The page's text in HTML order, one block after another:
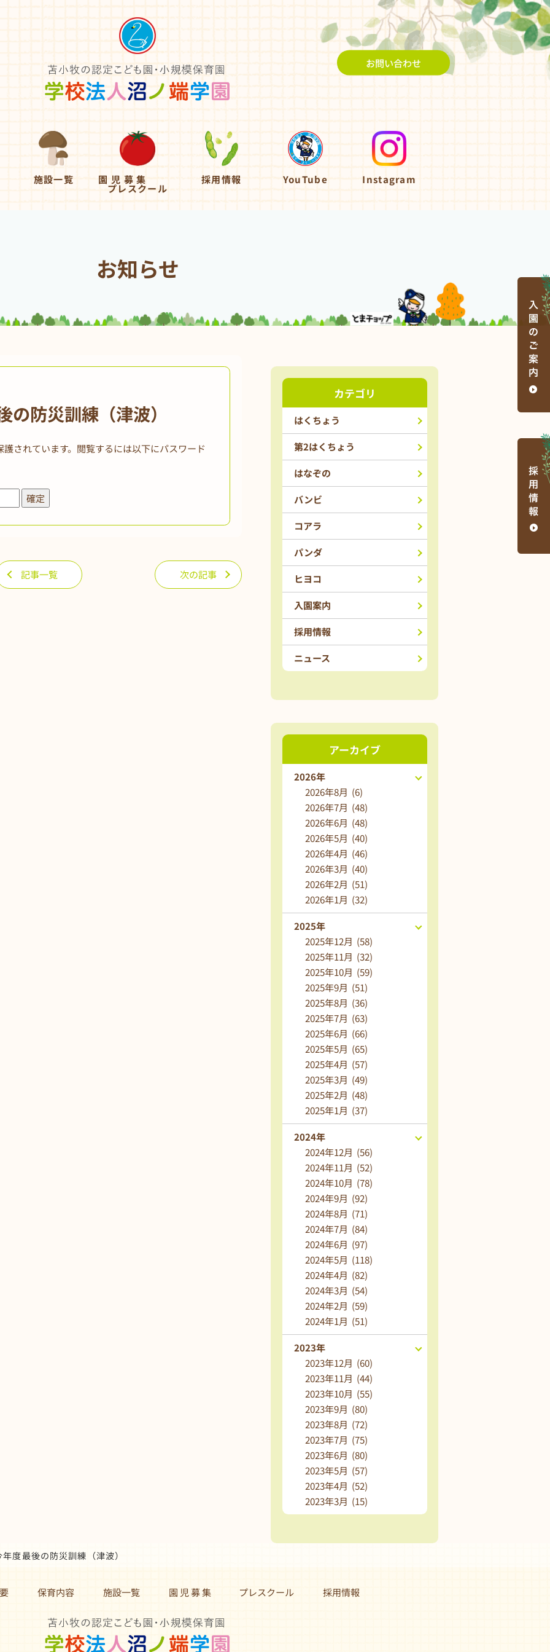
お問い合わせ
施設一覧 園 児 募 集
プレスクール
採用情報 YouTube Instagram
お知らせ
防災訓練（津波）
されています。閲覧するには以下にパスワード
記事一覧 次の記事
カテゴリ
はくちょう
第2はくちょう
はなぞの
バンビ
コアラ
パンダ
ヒヨコ
入園案内
採用情報
ニュース
アーカイブ
2026年
2026年8月 (6)
2026年7月 (48)
2026年6月 (48)
2026年5月 (40)
2026年4月 (46)
2026年3月 (40)
2026年2月 (51)
2026年1月 (32)
2025年
2025年12月 (58)
2025年11月 (32)
2025年10月 (59)
2025年9月 (51)
2025年8月 (36)
2025年7月 (63)
2025年6月 (66)
2025年5月 (65)
2025年4月 (57)
2025年3月 (49)
2025年2月 (48)
2025年1月 (37)
2024年
2024年12月 (56)
2024年11月 (52)
2024年10月 (78)
2024年9月 (92)
2024年8月 (71)
2024年7月 (84)
2024年6月 (97)
2024年5月 (118)
2024年4月 (82)
2024年3月 (54)
2024年2月 (59)
2024年1月 (51)
2023年
2023年12月 (60)
2023年11月 (44)
2023年10月 (55)
2023年9月 (80)
2023年8月 (72)
2023年7月 (75)
2023年6月 (80)
2023年5月 (57)
2023年4月 (52)
2023年3月 (15)
度最後の防災訓練（津波）
保育内容 施設一覧 園 児 募 集 プレスクール 採用情報